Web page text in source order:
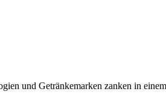
und Getränkemarken zanken in